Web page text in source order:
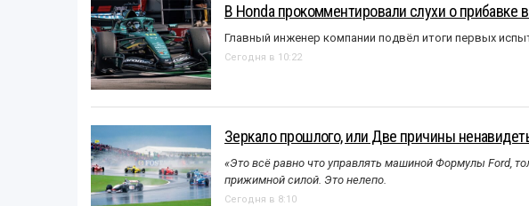
В Honda прокомментировали слухи о прибавке
Главный инженер компании подвёл итоги первых
Сегодня в 10:22
Зеркало прошлого, или Две причины
«Это всё равно что управлять машиной Формулы Ford,
прижимной силой. Это нелепо.
Сегодня в 8:10